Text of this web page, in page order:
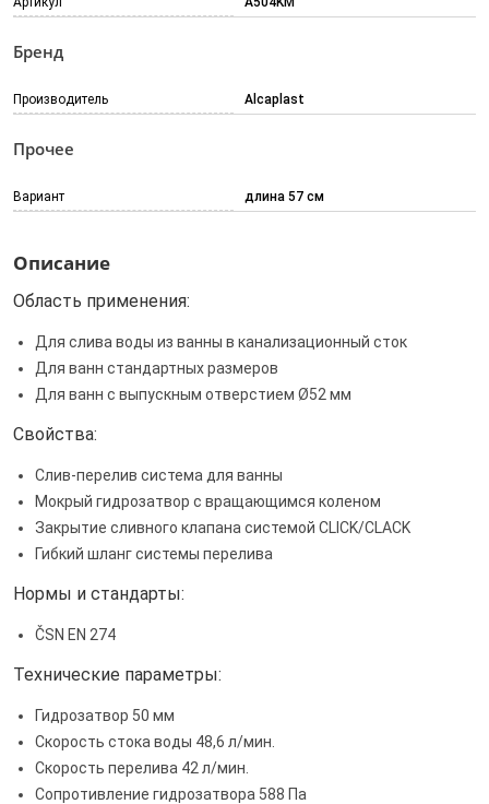
Бренд
Производитель Alcaplast
Прочее
Вариант длина 57 см
Описание
Область применения:
Для слива воды из ванны в канализационный сток
Для ванн стандартных размеров
Для ванн с выпускным отверстием Ø52 мм
Свойства:
Слив-перелив система для ванны
Мокрый гидрозатвор с вращающимся коленом
Закрытие сливного клапана системой CLICK/CLACK
Гибкий шланг системы перелива
Нормы и стандарты:
ČSN EN 274
Технические параметры:
Гидрозатвор 50 мм
Скорость стока воды 48,6 л/мин.
Скорость перелива 42 л/мин.
Сопротивление гидрозатвора 588 Па